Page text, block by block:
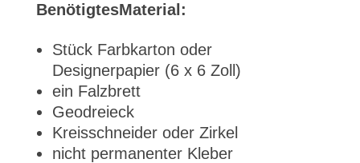
BenötigtesMaterial:
Stück Farbkarton oder
Designerpapier (6 x 6 Zoll)
ein Falzbrett
Geodreieck
Kreisschneider oder Zirkel
nicht permanenter Kleber